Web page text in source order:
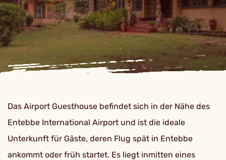
Das Airport Guesthouse befindet sich in der Nähe des
Entebbe International Airport und ist die ideale
Unterkunft für Gäste, deren Flug spät in Entebbe
ankommt oder früh startet. Es liegt inmitten eines